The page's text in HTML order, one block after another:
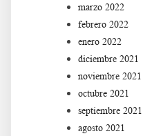
marzo 2022
febrero 2022
enero 2022
diciembre 2021
noviembre 2021
octubre 2021
septiembre 2021
agosto 2021